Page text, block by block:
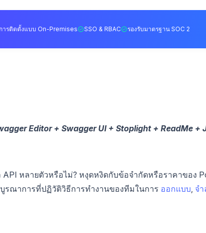
การติดตั้งแบบ On-Premises SSO & RBAC รองรับมาตรฐาน SOC 2
Editor + Swagger UI + Stoplight + ReadMe +
หลายตัวหรือไม่? หงุดหงิดกับข้อจำกัดหรือราคาของ
รณาการที่ปฏิวัติวิธีการทำงานของทีมในการ ออกแบบ, จ